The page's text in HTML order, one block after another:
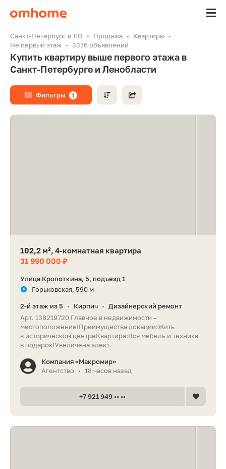
Санкт-Петербург и ЛО Продажа
Квартиры
Не первый этаж
3376 объявлений
Купить квартиру выше первого этажа в
Санкт-Петербурге и Ленобласти
Фильтры 1
102,2 м², 4-комнатная квартира
31 990 000 ₽
Улица Кропоткина, 5, подъезд 1
Горьковская, 590 м
2-й этаж из 5 • Кирпич • Дизайнерский ремонт
Арт. 138219720 Главное в недвижимости –
местоположение!Преимущества локации:Жить
в историческом центреКвартира:Вся мебель и техника
в подарок!Увеличена элект.
Компания «Макромир»
Агентство
• 18 часов назад
+7 921 949 •• ••